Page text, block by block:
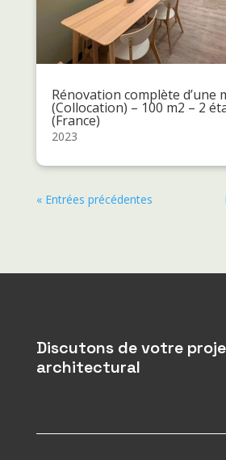
Rénovation complète d’une
(Collocation) – 100 m2 – 2
(France)
2023
« Entrées précédentes
Discutons de votre
architectural